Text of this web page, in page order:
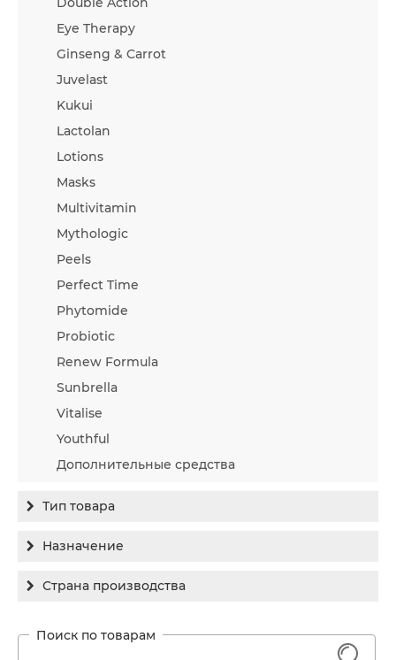
Eye Therapy
Ginseng & Carrot
Juvelast
Kukui
Lactolan
Lotions
Masks
Multivitamin
Mythologic
Peels
Perfect Time
Phytomide
Probiotic
Renew Formula
Sunbrella
Vitalise
Youthful
Дополнительные средства
Тип товара
Бальзам
Концентрат
Назначение
Гиперпигментация
Заживление
Страна производства